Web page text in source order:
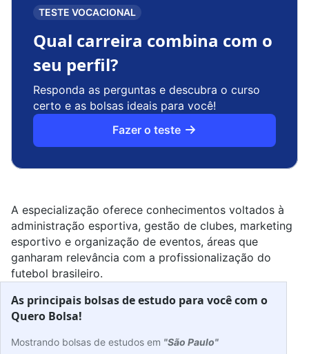
TESTE VOCACIONAL
Qual carreira combina com o
seu perfil?
Responda as perguntas e descubra o curso
certo e as bolsas ideais para você!
Fazer o teste
A especialização oferece conhecimentos voltados à
administração esportiva, gestão de clubes, marketing
esportivo e organização de eventos, áreas que
ganharam relevância com a profissionalização do
futebol brasileiro.
As principais bolsas de estudo para você com o
Quero Bolsa!
Mostrando bolsas de estudos em "São Paulo"